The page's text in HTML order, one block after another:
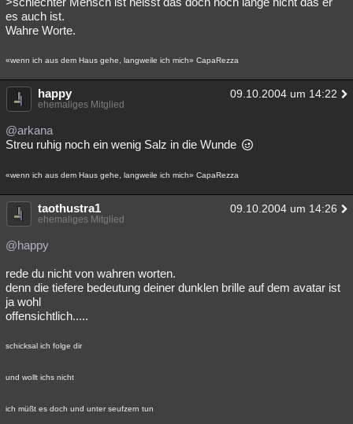
es auch ist.
Wahre Worte.
«wenn ich aus dem Haus gehe, langweile ich mich» CapaRezza
happy 09.10.2004 um 14:22
ehemaliges Mitglied
@arkana
Streu ruhig noch ein wenig Salz in die Wunde
«wenn ich aus dem Haus gehe, langweile ich mich» CapaRezza
taothustra1 09.10.2004 um 14:26
ehemaliges Mitglied
@happy
rede du nicht von wahren worten.
denn die tiefere bedeutung deiner dunklen brille auf dem avatar ist
ja wohl
offensichtlich.....
schicksal ich folge dir
und wollt ichs nicht
ich müßt es doch und unter seufzern tun